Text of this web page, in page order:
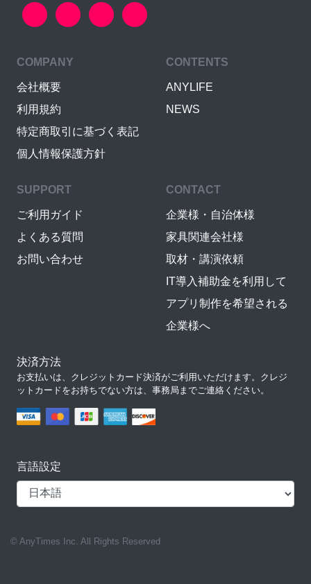
COMPANY
会社概要
利用規約
特定商取引に基づく表記
個人情報保護方針
CONTENTS
ANYLIFE
NEWS
SUPPORT
ご利用ガイド
よくある質問
お問い合わせ
CONTACT
企業様・自治体様
家具関連会社様
取材・講演依頼
IT導入補助金を利用して
アプリ制作を希望される
企業様へ
決済方法
お支払いは、クレジットカード決済がご利用いただけます。クレジ
ットカードをお持ちでない方は、事務局までご連絡ください。
言語設定
© AnyTimes Inc. All Rights Reserved